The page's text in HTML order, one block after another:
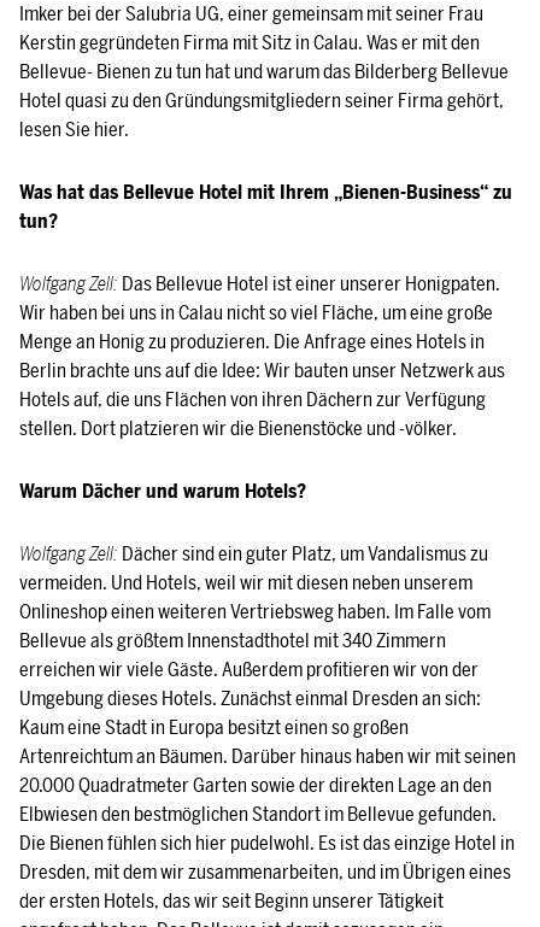
Imker bei der Salubria UG, einer gemeinsam mit seiner Frau
Kerstin gegründeten Firma mit Sitz in Calau. Was er mit den
Bellevue- Bienen zu tun hat und warum das Bilderberg Bellevue
Hotel quasi zu den Gründungsmitgliedern seiner Firma gehört,
lesen Sie hier.
Was hat das Bellevue Hotel mit Ihrem „Bienen-Business“ zu
tun?
Wolfgang Zell: Das Bellevue Hotel ist einer unserer Honigpaten.
Wir haben bei uns in Calau nicht so viel Fläche, um eine große
Menge an Honig zu produzieren. Die Anfrage eines Hotels in
Berlin brachte uns auf die Idee: Wir bauten unser Netzwerk aus
Hotels auf, die uns Flächen von ihren Dächern zur Verfügung
stellen. Dort platzieren wir die Bienenstöcke und -völker.
Warum Dächer und warum Hotels?
Wolfgang Zell: Dächer sind ein guter Platz, um Vandalismus zu
vermeiden. Und Hotels, weil wir mit diesen neben unserem
Onlineshop einen weiteren Vertriebsweg haben. Im Falle vom
Bellevue als größtem Innenstadthotel mit 340 Zimmern
erreichen wir viele Gäste. Außerdem profitieren wir von der
Umgebung dieses Hotels. Zunächst einmal Dresden an sich:
Kaum eine Stadt in Europa besitzt einen so großen
Artenreichtum an Bäumen. Darüber hinaus haben wir mit seinen
20.000 Quadratmeter Garten sowie der direkten Lage an den
Elbwiesen den bestmöglichen Standort im Bellevue gefunden.
Die Bienen fühlen sich hier pudelwohl. Es ist das einzige Hotel in
Dresden, mit dem wir zusammenarbeiten, und im Übrigen eines
der ersten Hotels, das wir seit Beginn unserer Tätigkeit